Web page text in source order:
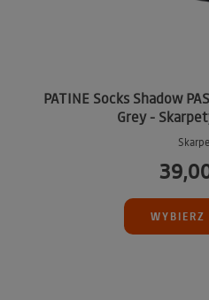
PATINE Socks Shadow
Grey -
WYBIERZ